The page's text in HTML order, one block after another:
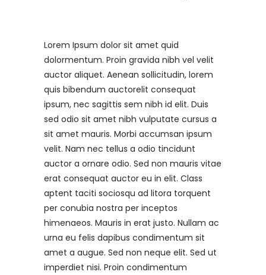
Lorem Ipsum dolor sit amet quid
dolormentum. Proin gravida nibh vel velit
auctor aliquet. Aenean sollicitudin, lorem
quis bibendum auctorelit consequat
ipsum, nec sagittis sem nibh id elit. Duis
sed odio sit amet nibh vulputate cursus a
sit amet mauris. Morbi accumsan ipsum
velit. Nam nec tellus a odio tincidunt
auctor a ornare odio. Sed non mauris vitae
erat consequat auctor eu in elit. Class
aptent taciti sociosqu ad litora torquent
per conubia nostra per inceptos
himenaeos. Mauris in erat justo. Nullam ac
urna eu felis dapibus condimentum sit
amet a augue. Sed non neque elit. Sed ut
imperdiet nisi. Proin condimentum